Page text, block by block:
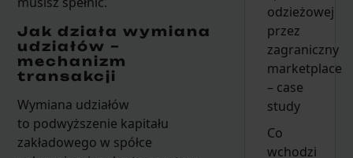
Jak działa wymiana
udziałów –
mechanizm
transakcji
Wymiana udziałów
to podwyższenie kapitału
zakładowego w spółce
odzieżowej
przez
zagraniczny
marketplace
– case
study
Co
wchodzi